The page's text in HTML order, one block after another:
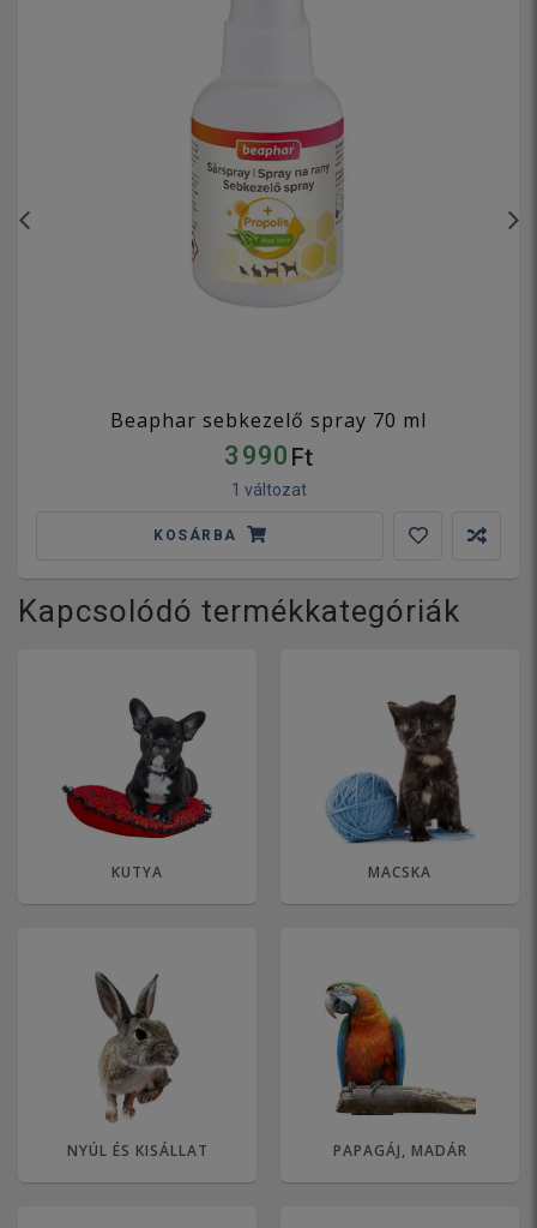
Beaphar sebkezelő spray 70 ml
3 990 Ft
1 változat
KOSÁRBA
Kapcsolódó termékkategóriák
KUTYA MACSKA
NYÚL ÉS KISÁLLAT PAPAGÁJ, MADÁR